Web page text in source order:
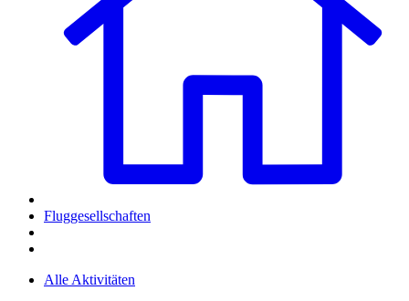
Fluggesellschaften
Alle Aktivitäten